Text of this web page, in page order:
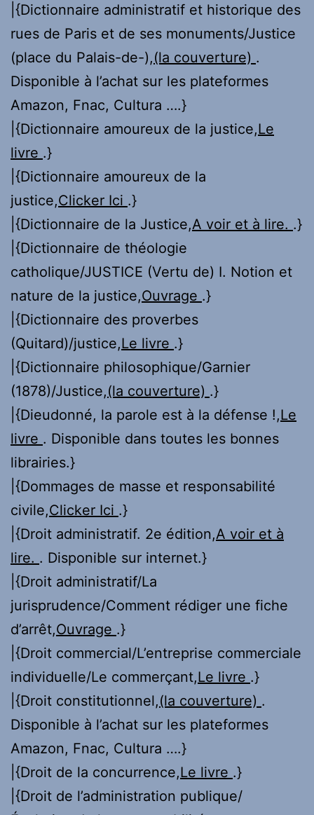
|{Dictionnaire administratif et historique des
rues de Paris et de ses monuments/Justice
(place du Palais-de-),(la couverture) .
Disponible à l’achat sur les plateformes
Amazon, Fnac, Cultura ….}
|{Dictionnaire amoureux de la justice,Le
livre .}
|{Dictionnaire amoureux de la
justice,Clicker Ici .}
|{Dictionnaire de la Justice,A voir et à lire. .}
|{Dictionnaire de théologie
catholique/JUSTICE (Vertu de) I. Notion et
nature de la justice,Ouvrage .}
|{Dictionnaire des proverbes
(Quitard)/justice,Le livre .}
|{Dictionnaire philosophique/Garnier
(1878)/Justice,(la couverture) .}
|{Dieudonné, la parole est à la défense !,Le
livre . Disponible dans toutes les bonnes
librairies.}
|{Dommages de masse et responsabilité
civile,Clicker Ici .}
|{Droit administratif. 2e édition,A voir et à
lire. . Disponible sur internet.}
|{Droit administratif/La
jurisprudence/Comment rédiger une fiche
d’arrêt,Ouvrage .}
|{Droit commercial/L’entreprise commerciale
individuelle/Le commerçant,Le livre .}
|{Droit constitutionnel,(la couverture) .
Disponible à l’achat sur les plateformes
Amazon, Fnac, Cultura ….}
|{Droit de la concurrence,Le livre .}
|{Droit de l’administration publique/